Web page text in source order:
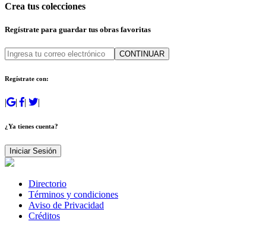
Crea tus colecciones
Regístrate para guardar tus obras favoritas
CONTINUAR
Regístrate con:
| | | |
¿Ya tienes cuenta?
Iniciar Sesión
Directorio
Términos y condiciones
Aviso de Privacidad
Créditos